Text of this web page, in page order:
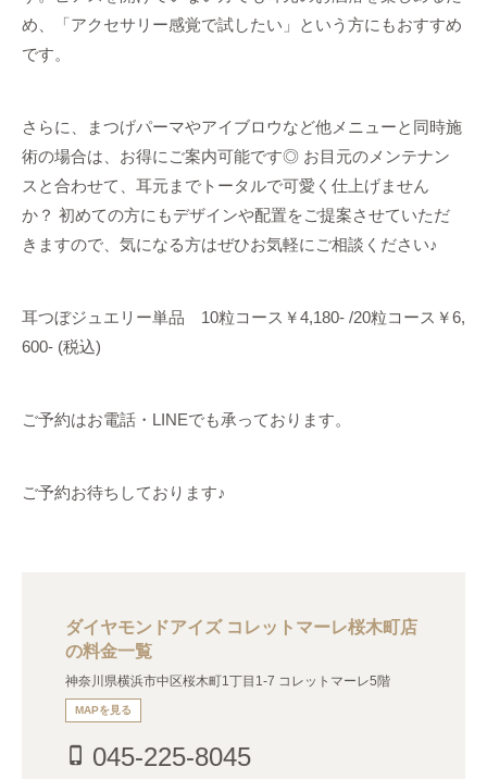
め、「アクセサリー感覚で試したい」という方にもおすすめ
です。
さらに、まつげパーマやアイブロウなど他メニューと同時施
術の場合は、お得にご案内可能です◎ お目元のメンテナン
スと合わせて、耳元までトータルで可愛く仕上げません
か？ 初めての方にもデザインや配置をご提案させていただ
きますので、気になる方はぜひお気軽にご相談ください♪
耳つぼジュエリー単品 10粒コース￥4,180- /20粒コース￥6,
600- (税込)
ご予約はお電話・LINEでも承っております。
ご予約お待ちしております♪
ダイヤモンドアイズ コレットマーレ桜木町店
の料金一覧
神奈川県横浜市中区桜木町1丁目1-7 コレットマーレ5階
MAPを見る
phone_iphone 045-225-8045